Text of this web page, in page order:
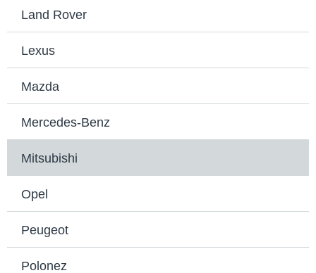
Land Rover
Lexus
Mazda
Mercedes-Benz
Mitsubishi
Opel
Peugeot
Polonez